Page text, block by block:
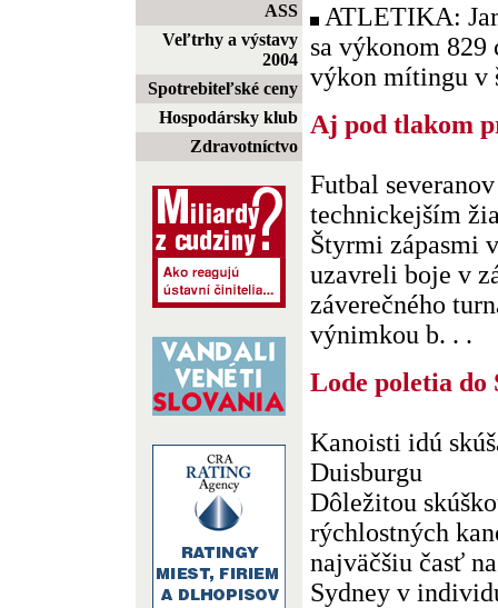
ASS
Veľtrhy a výstavy
2004
Spotrebiteľské ceny
Hospodársky klub
Zdravotníctvo
ATLETIKA:
sa výkonom 829
výkon mítingu v
Aj pod tlakom
Futbal
technickejším
Štyrmi zápasmi
uzavreli boje v
záverečného
výnimkou b. . .
Lode poletia do
Kanoisti idú
Duisburgu
Dôležitou
rýchlostných
najväčšiu časť
Sydney v